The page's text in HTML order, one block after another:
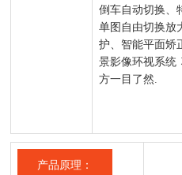
倒车自动切换、
单图自由切换放
护、智能平面
景影像环视系统
方一目了然.
产品原理：